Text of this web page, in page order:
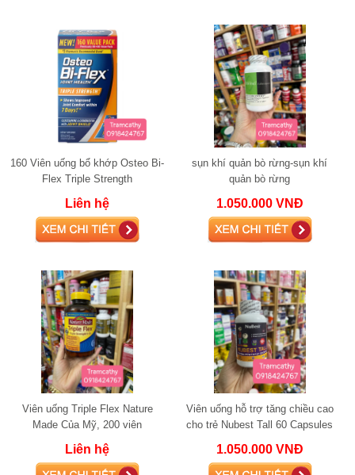
160 Viên uống bổ khớp Osteo Bi-
Flex Triple Strength
Liên hệ
sụn khí quản bò rừng-sụn khí
quản bò rừng
1.050.000 VNĐ
Viên uống Triple Flex Nature
Made Của Mỹ, 200 viên
Liên hệ
Viên uống hỗ trợ tăng chiều cao
cho trẻ Nubest Tall 60 Capsules
1.050.000 VNĐ